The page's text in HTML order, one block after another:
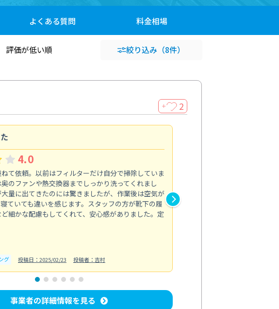
よくある質問 料金相場
評価が低い順 絞り込み （8件）
＋ 2
4.0
て依頼。以前はフィルターだけ自分で掃除していま
のファンや熱交換器までしっかり洗ってくれまし
量に出てきたのには驚きましたが、作業後は空気が
ていても違いを感じます。スタッフの方が靴下の履
細かな配慮もしてくれて、安心感がありました。定
グ 投稿日：2025/02/23 投稿者：吉村
事業者の詳細情報を見る